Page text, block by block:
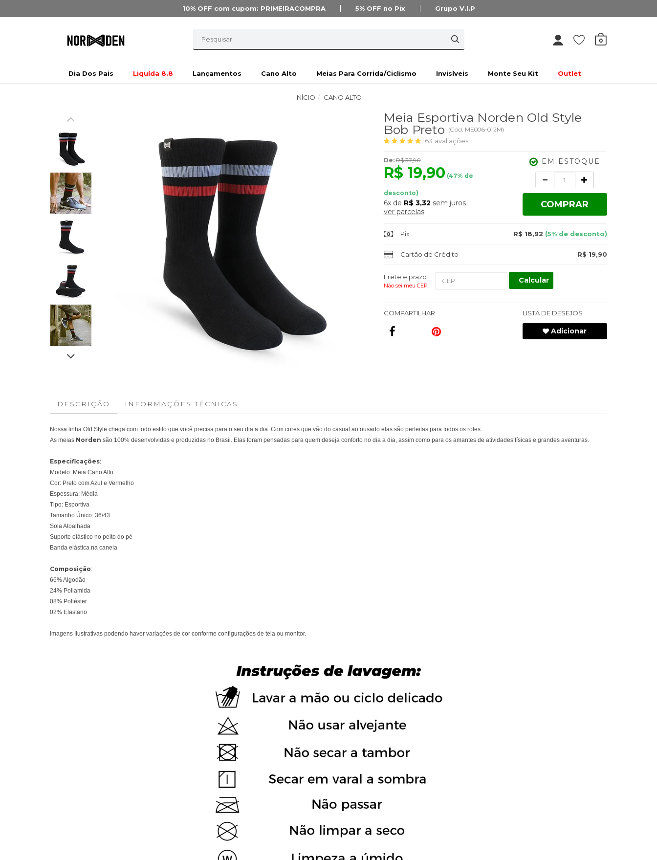
10% OFF com cupom: PRIMEIRACOMPRA 5% OFF no Pix Grupo V.I.P
0
Dia Dos Pais Liquída 8.8 Lançamentos Cano Alto Meias Para Corrida/Ciclismo Invisíveis Monte Seu Kit Outlet
INÍCIO CANO ALTO
Meia Esportiva Norden Old Style
Bob Preto (Cód. ME006-012M)
63 avaliações
De:R$ 37,90
R$ 19,90 (47% de
desconto)
6xde R$ 3,32 sem juros
ver parcelas
EM ESTOQUE
COMPRAR
Pix R$ 18,92 (5% de desconto)
Cartão de Crédito R$ 19,90
Frete e prazo:
Não sei meu CEP
Calcular
COMPARTILHAR LISTA DE DESEJOS
Adicionar
DESCRIÇÃO INFORMAÇÕES TÉCNICAS
Nossa linha Old Style chega com todo estilo que você precisa para o seu dia a dia. Com cores que vão do casual ao ousado elas são perfeitas para todos os roles.
As meias Norden são 100% desenvolvidas e produzidas no Brasil. Elas foram pensadas para quem deseja conforto no dia a dia, assim como para os amantes de atividades físicas e grandes aventuras.
Especificações:
Modelo: Meia Cano Alto
Cor: Preto com Azul e Vermelho
Espessura: Média
Tipo: Esportiva
Tamanho Único: 36/43
Sola Atoalhada
Suporte elástico no peito do pé
Banda elástica na canela
Composição:
66% Algodão
24% Poliamida
08% Poliéster
02% Elastano
Imagens Ilustrativas podendo haver variações de cor conforme configurações de tela ou monitor.